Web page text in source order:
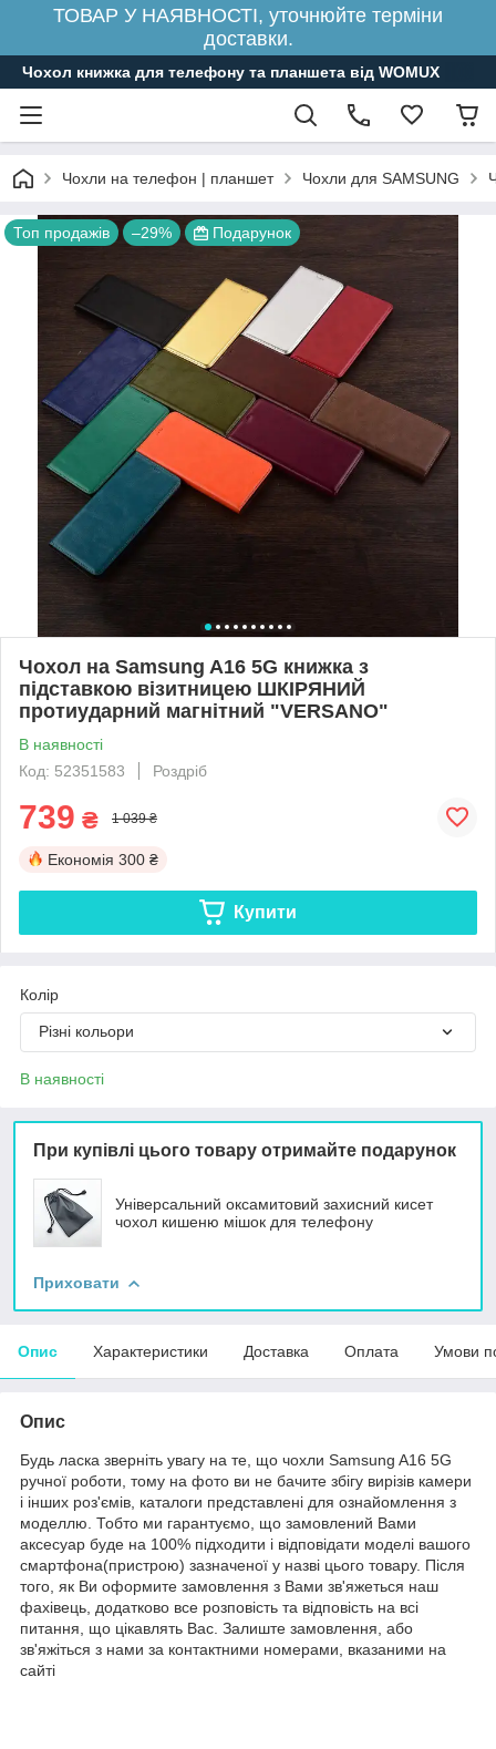
ТОВАР У НАЯВНОСТІ, уточнюйте терміни
доставки.
Чохол книжка для телефону та планшета від WOMUX
Чохли на телефон | планшет Чохли для SAMSUNG
Топ продажів –29% Подарунок
Чохол на Samsung A16 5G книжка з
підставкою візитницею ШКІРЯНИЙ
протиударний магнітний "VERSANO"
В наявності
Код: 52351583
Роздріб
739 ₴ 1 039 ₴
Економія 300 ₴
Купити
Колір
Різні кольори
В наявності
При купівлі цього товару отримайте подарунок
Універсальний оксамитовий захисний кисет
чохол кишеню мішок для телефону
Приховати
Опис Характеристики Доставка Оплата Умови
Опис
Будь ласка зверніть увагу на те, що чохли Samsung A16 5G
ручної роботи, тому на фото ви не бачите збігу вирізів камери
і інших роз'ємів, каталоги представлені для ознайомлення з
моделлю. Тобто ми гарантуємо, що замовлений Вами
аксесуар буде на 100% підходити і відповідати моделі вашого
смартфона(пристрою) зазначеної у назві цього товару. Після
того, як Ви оформите замовлення з Вами зв'яжеться наш
фахівець, додатково все розповість та відповість на всі
питання, що цікавлять Вас. Залиште замовлення, або
зв'яжіться з нами за контактними номерами, вказаними на
сайті